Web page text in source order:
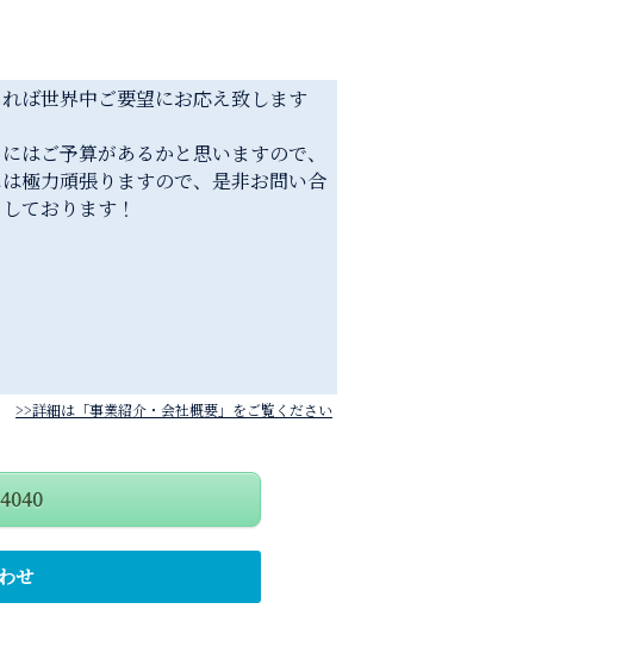
ば世界中ご要望にお応え致します
はご予算があるかと思いますので、
極力頑張りますので、是非お問い合
ております！
>>詳細は「事業紹介・会社概要」をご覧ください
せ